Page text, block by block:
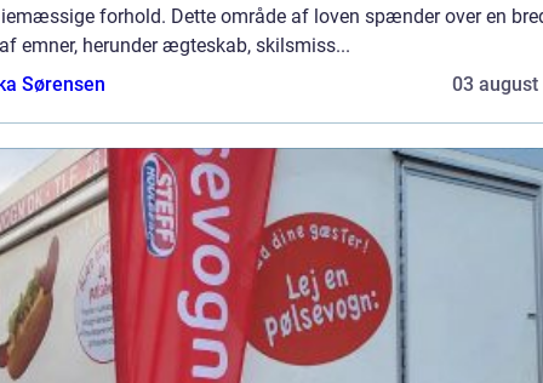
forhold. Dette område af loven spænder over en
emner, herunder ægteskab, skilsmiss...
Sørensen
03 august